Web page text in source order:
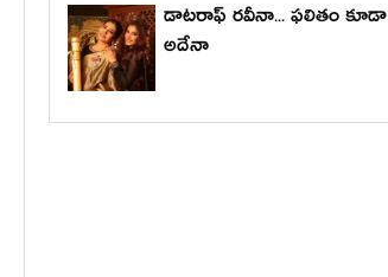
డాటరాఫ్ రవీనా... ఫలితం కూడా
అదేనా